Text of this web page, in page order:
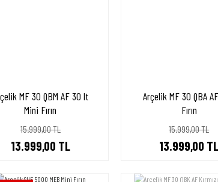
MF 30 QBM AF 30 lt
Mini Fırın
15.999,00 TL
13.999,00 TL
Arçelik MF 30 QBA
Fırın
15.999,00 TL
13.999,00 TL